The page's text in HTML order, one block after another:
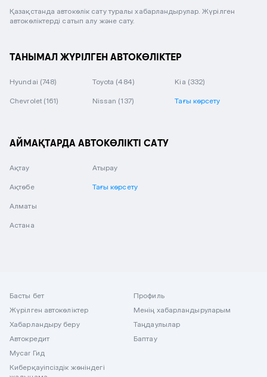
Қазақстанда автокөлік сату туралы хабарландырулар. Жүрілген
автокөліктерді сатып алу және сату.
ТАНЫМАЛ ЖҮРІЛГЕН АВТОКӨЛІКТЕР
Hyundai (748) Toyota (484) Kia (332)
Chevrolet (161) Nissan (137) Тағы көрсету
АЙМАҚТАРДА АВТОКӨЛІКТІ САТУ
Ақтау
Ақтөбе
Алматы
Астана
Атырау
Тағы көрсету
Басты бет
Жүрілген автокөліктер
Хабарландыру беру
Автокредит
Mycar Гид
Киберқауіпсіздік жөніндегі
Профиль
Менің хабарландыруларым
Таңдаулылар
Баптау